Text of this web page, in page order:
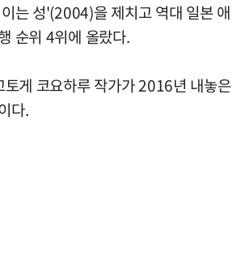
는 성'(2004)을 제치고 역대 일본 애
순위 4위에 올랐다.
게 코요하루 작가가 2016년 내놓은
다.